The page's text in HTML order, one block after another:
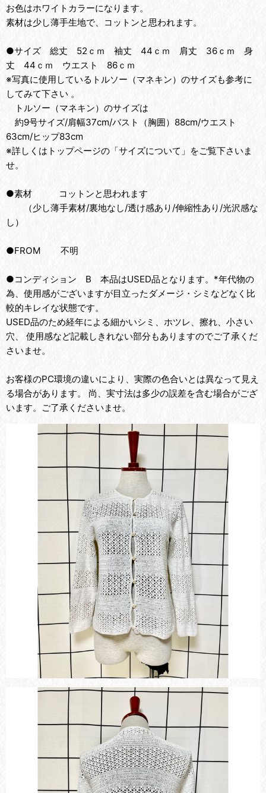
お色はホワイトカラーになります。
素材は少し薄手生地で、コットンと思われます。
●サイズ 総丈 52ｃｍ 袖丈 44ｃｍ 肩丈 36ｃｍ 身
丈 44ｃｍ ウエスト 86ｃｍ
※写真に使用しているトルソー（マネキン）のサイズも参考に
してみて下さい 。
トルソー（マネキン）のサイズは
約9号サイズ/肩幅37cm/バスト（胸囲）88cm/ウエスト
63cm/ヒップ83cm
※詳しくはトップページの「サイズについて」をご覧下さいま
せ。
●素材 コットンと思われます
（少し薄手素材/裏地なし/透け感あり/伸縮性あり/光沢感な
し）
●FROM 不明
●コンディション B 本品はUSED品となります。*年代物の
為、使用感がございますが目立ったダメージ・シミなどなく比
較的キレイな状態です。
USED品のため経年による細かいシミ、ホツレ、擦れ、小さい
穴、 使用感など記載しきれない部分もありますのでご了承くだ
さいませ。
お客様のPC環境の違いにより、実際の色合いとは異なって見え
る場合があります。 尚、実寸法は多少の誤差を含む場合がござ
います。ご了承くださいませ。